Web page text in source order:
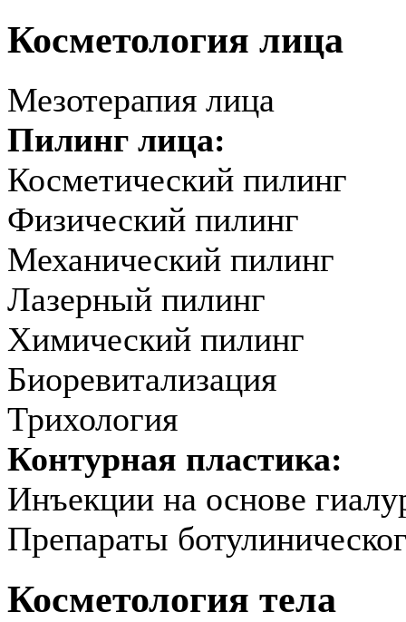
Косметология лица
Мезотерапия лица
Пилинг лица:
Косметический пилинг
Физический пилинг
Механический пилинг
Лазерный пилинг
Химический пилинг
Биоревитализация
Трихология
Контурная пластика:
Инъекции на основе
Препараты
Косметология тела